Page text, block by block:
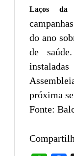
Laços da
do ano
de
próxima
Fonte: